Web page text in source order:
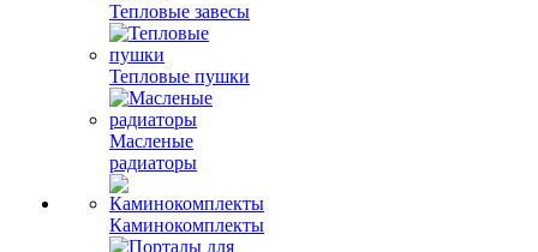
Тепловые завесы
Тепловые пушки
Масленые
радиаторы
Каминокомплекты